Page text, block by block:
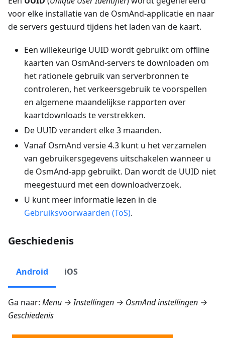
voor elke installatie van de OsmAnd-applicatie en naar
de servers gestuurd tijdens het laden van de kaart.
Een willekeurige UUID wordt gebruikt om offline
kaarten van OsmAnd-servers te downloaden om
het rationele gebruik van serverbronnen te
controleren, het verkeersgebruik te voorspellen
en algemene maandelijkse rapporten over
kaartdownloads te verstrekken.
De UUID verandert elke 3 maanden.
Vanaf OsmAnd versie 4.3 kunt u het verzamelen
van gebruikersgegevens uitschakelen wanneer u
de OsmAnd-app gebruikt. Dan wordt de UUID niet
meegestuurd met een downloadverzoek.
U kunt meer informatie lezen in de
Gebruiksvoorwaarden (ToS).
Geschiedenis
Android iOS
Ga naar: Menu → Instellingen → OsmAnd instellingen →
Geschiedenis